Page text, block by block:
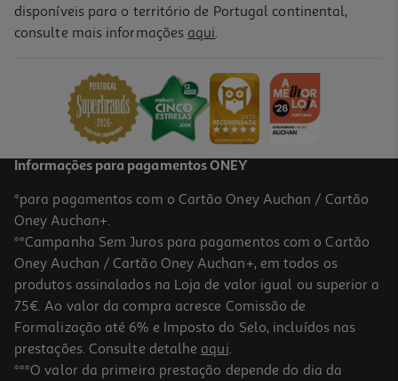
Livro Eu Sinto Tristeza Com Autocolantes
Livro Eu Sinto Ansiedade Com Autocolantes
disponíveis para o território de Portugal continental,
consulte mais informações aqui.
Informações para pagamentos ONEY
*para pagamentos com o Cartão Oney Auchan / Cartão
Oney Auchan+.
**Campanha Sem Juros para pagamentos com o Cartão
Oney Auchan / Cartão Oney Auchan+, em todos os
produtos assinalados na Loja de valor igual ou superior a
75€. Ao valor da compra acresce Comissão de
Formalização até 6% e Imposto do Selo, incluídos nas
prestações. Consulte detalhe aqui.
***O valor da primeira prestação depende do dia da